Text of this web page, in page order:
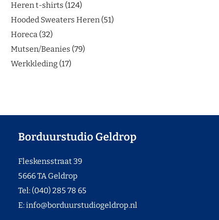
Heren t-shirts 124
Hooded Sweaters Heren 51
Horeca 32
Mutsen/Beanies 79
Werkkleding 17
Borduurstudio Geldrop
Fleskensstraat 39
5666 TA Geldrop
Tel: (040) 285 78 65
E:info@borduurstudiogeldrop.nl